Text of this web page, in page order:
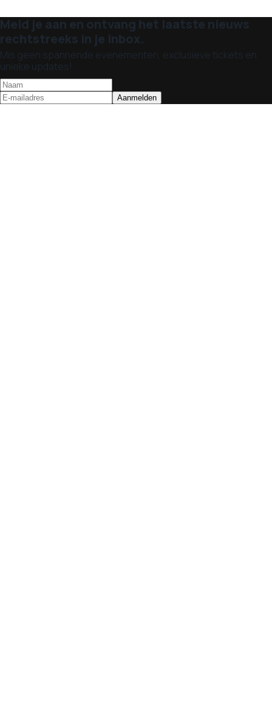
Meld je aan en ontvang het laatste nieuws
rechtstreeks in je inbox.
Mis geen spannende evenementen, exclusieve tickets en
unieke updates!